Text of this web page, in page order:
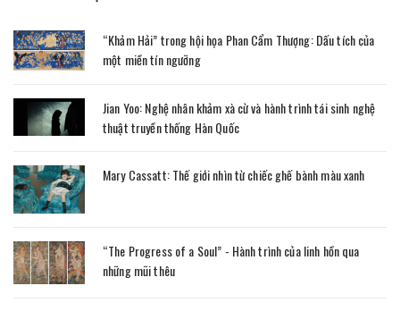
“Khảm Hải” trong hội họa Phan Cẩm Thượng: Dấu tích của
một miền tín ngưỡng
Jian Yoo: Nghệ nhân khảm xà cừ và hành trình tái sinh nghệ
thuật truyền thống Hàn Quốc
Mary Cassatt: Thế giới nhìn từ chiếc ghế bành màu xanh
“The Progress of a Soul” - Hành trình của linh hồn qua
những mũi thêu